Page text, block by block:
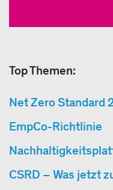
Top Themen:
Net Zero Standard
EmpCo-Richtlinie
CSRD – Was jetzt